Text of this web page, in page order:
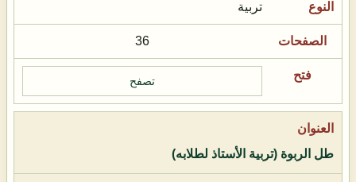
تربية
36
تصفح
طل الربوة (تربية الأستاذ لطلابه)